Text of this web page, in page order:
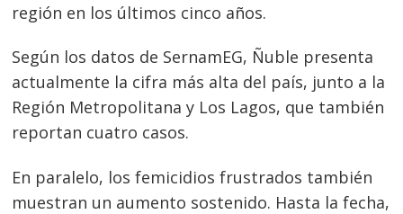
región en los últimos cinco años.
Según los datos de SernamEG, Ñuble presenta
actualmente la cifra más alta del país, junto a la
Región Metropolitana y Los Lagos, que también
reportan cuatro casos.
En paralelo, los femicidios frustrados también
muestran un aumento sostenido. Hasta la fecha,